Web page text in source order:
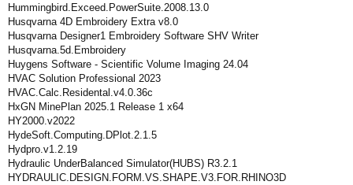
Hummingbird.Exceed.PowerSuite.2008.13.0
Husqvarna 4D Embroidery Extra v8.0
Husqvarna Designer1 Embroidery Software SHV Writer
Husqvarna.5d.Embroidery
Huygens Software - Scientific Volume Imaging 24.04
HVAC Solution Professional 2023
HVAC.Calc.Residental.v4.0.36c
HxGN MinePlan 2025.1 Release 1 x64
HY2000.v2022
HydeSoft.Computing.DPlot.2.1.5
Hydpro.v1.2.19
Hydraulic UnderBalanced Simulator(HUBS) R3.2.1
HYDRAULIC.DESIGN.FORM.VS.SHAPE.V3.FOR.RHINO3D